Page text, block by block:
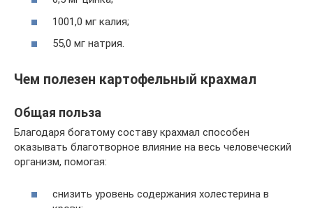
1001,0 мг калия;
55,0 мг натрия.
Чем полезен картофельный крахмал
Общая польза
Благодаря богатому составу крахмал способен
оказывать благотворное влияние на весь человеческий
организм, помогая:
снизить уровень содержания холестерина в